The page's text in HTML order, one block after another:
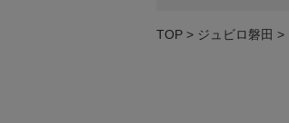
TOP ジュビロ磐田